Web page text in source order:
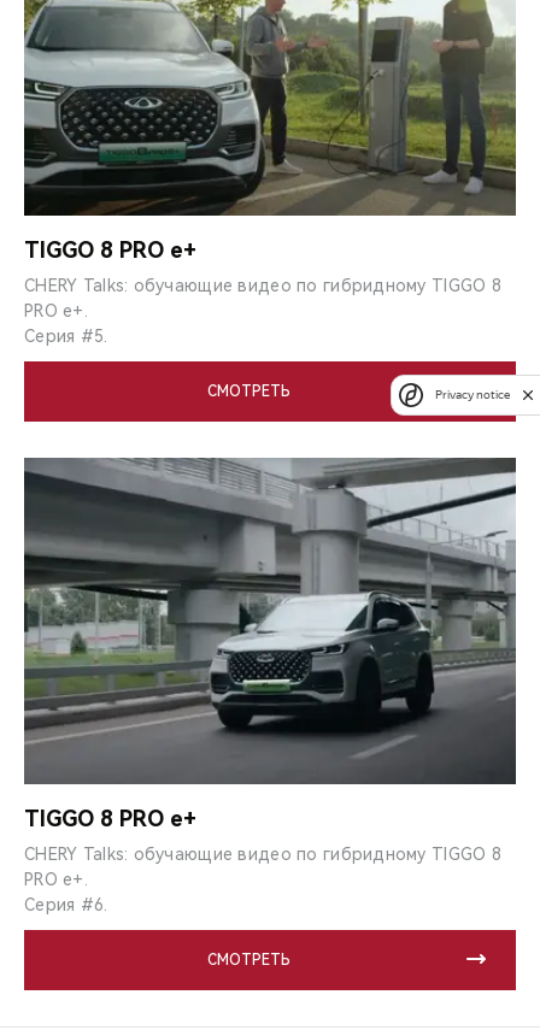
TIGGO 8 PRO e+
CHERY Talks: обучающие видео по гибридному TIGGO 8
PRO e+.
Серия #5.
СМОТРЕТЬ
TIGGO 8 PRO e+
CHERY Talks: обучающие видео по гибридному TIGGO 8
PRO e+.
Серия #6.
СМОТРЕТЬ
Privacy notice